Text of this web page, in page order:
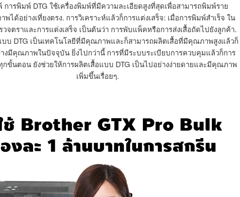
การพิมพ์ DTG ใช้เครื่องพิมพ์ที่มีความละเอียดสูงที่สุดเพื่อสามารถพิมพ์ราย
พได้อย่างเที่ยงตรง. การวิเคราะห์แล้วก็การแต่งเสร็จ: เมื่อการพิมพ์สำเร็จ ใน
จตราและการแต่งเสร็จ เป็นต้นว่า การพับแพ็คหรือการส่งเสื้อถัดไปยังลูกค้า.
บบ DTG เป็นเทคโนโลยีที่มีคุณภาพและก็สามารถผลิตเสื้อที่มีคุณภาพสูงแล้วก็
งมีคุณภาพในปัจจุบัน ยิ่งไปกว่านี้ การที่มีระบบระเบียบการควบคุมแล้วก็การ
ขั้นตอน ยังช่วยให้การผลิตเสื้อแบบ DTG เป็นไปอย่างง่ายดายและมีคุณภาพ
เพิ่มขึ้นเรื่อยๆ.